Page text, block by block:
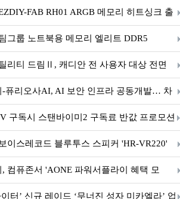
FAB RH01 ARGB 메모리 히트싱크 출
그룹 노트북용 메모리 엘리트 DDR5
리티 드림Ⅱ, 캐디안 전 사용자 대상 전면
-퓨리오사AI, AI 보안 인프라 공동개발… 차
축
구독시 스탠바이미2 구독료 반값 프로모션
이스레코드 블루투스 스피커 'HR-VR220'
컴퓨존서 'AONE 파워서플라이 혜택 모
터’ 신규 레이드 ‘무너진 성자 미카엘라’ 업